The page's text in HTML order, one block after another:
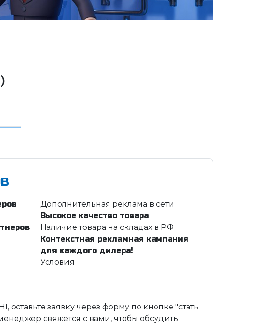
Дополнительная реклама в сети
Высокое качество товара
Наличие товара на складах в РФ
Контекстная рекламная кампания
для каждого дилера!
Условия
оставьте заявку через форму по кнопке "стать
свяжется с вами, чтобы обсудить